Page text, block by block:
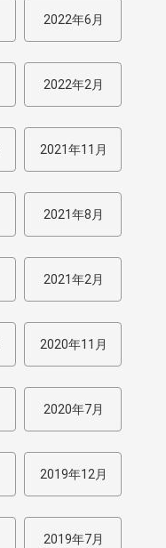
2022年6月
2022年2月
2021年11月
2021年8月
2021年2月
2020年11月
2020年7月
2019年12月
2019年7月